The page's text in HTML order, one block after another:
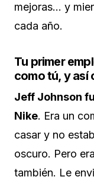
mejoras… y
cada año.
Tu primer
como tú, y
Jeff Johnson
Nike. Era un
casar y no
oscuro. Pero
también. Le